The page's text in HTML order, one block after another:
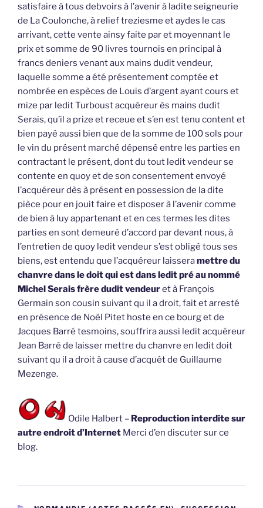
satisfaire à tous debvoirs à l’avenir à ladite seigneurie
de La Coulonche, à relief treziesme et aydes le cas
arrivant, cette vente ainsy faite par et moyennant le
prix et somme de 90 livres tournois en principal à
francs deniers venant aux mains dudit vendeur,
laquelle somme a été présentement comptée et
nombrée en espèces de Louis d’argent ayant cours et
mize par ledit Turboust acquéreur ès mains dudit
Serais, qu’il a prize et receue et s’en est tenu content et
bien payé aussi bien que de la somme de 100 sols pour
le vin du présent marché dépensé entre les parties en
contractant le présent, dont du tout ledit vendeur se
contente en quoy et de son consentement envoyé
l’acquéreur dès à présent en possession de la dite
pièce pour en jouit faire et disposer à l’avenir comme
de bien à luy appartenant et en ces termes les dites
parties en sont demeuré d’accord par devant nous, à
l’entretien de quoy ledit vendeur s’est obligé tous ses
biens, est entendu que l’acquéreur laisseramettre du
chanvre dans le doit qui est dans ledit pré au nommé
Michel Serais frère dudit vendeuret à François
Germain son cousin suivant qu il a droit, fait et arresté
en présence de Noël Pitet hoste en ce bourg et de
Jacques Barré tesmoins, souffrira aussi ledit acquéreur
Jean Barré de laisser mettre du chanvre en ledit doit
suivant qu il a droit à cause d’acquêt de Guillaume
Mezenge.
Odile Halbert – Reproduction interdite sur
autre endroit d’Internet Merci d’en discuter sur ce
blog.